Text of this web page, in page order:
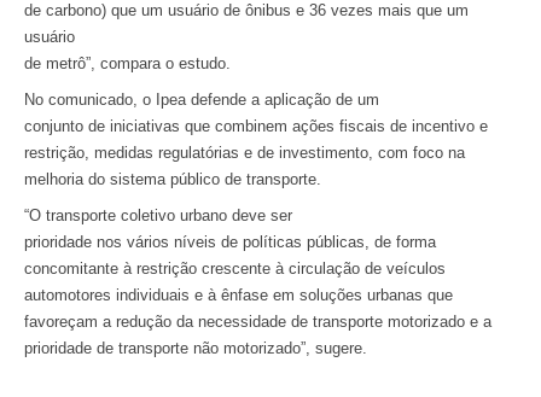
de carbono) que um usuário de ônibus e 36 vezes mais que um
usuário
de metrô”, compara o estudo.
No comunicado, o Ipea defende a aplicação de um
conjunto de iniciativas que combinem ações fiscais de incentivo e
restrição, medidas regulatórias e de investimento, com foco na
melhoria do sistema público de transporte.
“O transporte coletivo urbano deve ser
prioridade nos vários níveis de políticas públicas, de forma
concomitante à restrição crescente à circulação de veículos
automotores individuais e à ênfase em soluções urbanas que
favoreçam a redução da necessidade de transporte motorizado e a
prioridade de transporte não motorizado”, sugere.